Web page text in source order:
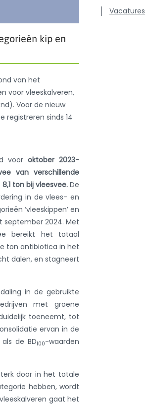
kip en
van het
voor vleeskalveren,
Voor de nieuw
registreren sinds 14
vooroktober 2023-
van verschillende
ton bij vleesvee.De
in de vlees- en
‘vleeskippen’ en
september 2024. Met
bereikt het totaal
ton antibiotica in het
dalen, en stagneert
in de gebruikte
met groene
toeneemt, tot
ervan in de
de BD100-waarden
door in het totale
hebben, wordt
gaat het
Vacatures